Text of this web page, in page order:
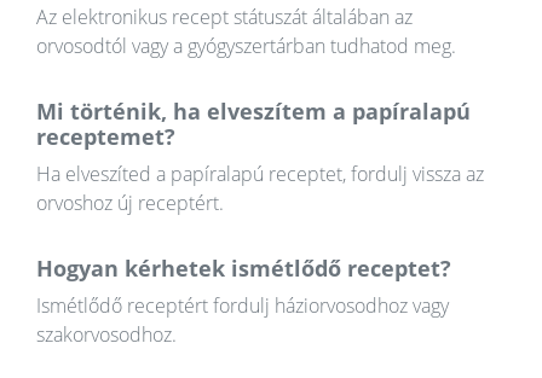
Az elektronikus recept státuszát általában az
orvosodtól vagy a gyógyszertárban tudhatod meg.
Mi történik, ha elveszítem a papíralapú
receptemet?
Ha elveszíted a papíralapú receptet, fordulj vissza az
orvoshoz új receptért.
Hogyan kérhetek ismétlődő receptet?
Ismétlődő receptért fordulj háziorvosodhoz vagy
szakorvosodhoz.